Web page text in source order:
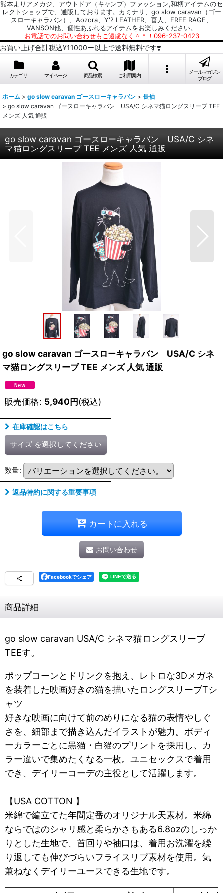
熊本よりアメカジ、アウトドア（キャンプ）ファッション,和柄アイテムのセ
レクトショップで、通販しております。カミナリ、go slow caravan（ゴー
スローキャラバン）、Aozora、Y'2 LEATHER、喜人、FREE RAGE、
VANSON他、個性あふれるアイテムをお楽しみください。
お電話でのお問い合わせもご遠慮なく＾＾！096-237-0423
お買い上げ合計税込¥11000ー以上で送料無料です❣️
カテゴリ マイページ 商品検索 ご利用案内
メールマガジン
ブログ
ホーム > go slow caravan ゴースローキャラバン > 長袖
> go slow caravan ゴースローキャラバン USA/C シネマ猫ロングスリーブ TEE
メンズ 人気 通販
go slow caravan ゴースローキャラバン USA/C シネ
マ猫ロングスリーブ TEE メンズ 人気 通販
go slow caravan ゴースローキャラバン USA/C シネ
マ猫ロングスリーブ TEE メンズ 人気 通販
販売価格: 5,940円(税込)
在庫確認はこちら
サイズ を選択してください
数量:
返品特約に関する重要事項
カートに入れる
お問い合わせ
Facebookでシェア
商品詳細
go slow caravan USA/C シネマ猫ロングスリーブ
TEEす。
ポップコーンとドリンクを抱え、レトロな3Dメガネ
を装着した映画好きの猫を描いたロングスリーブTシ
ャツ
好きな映画に向けて前のめりになる猫の表情やしぐ
さを、細部まで描き込んだイラストが魅力。ボディ
ーカラーごとに黒猫・白猫のプリントを採用し、カ
ラー違いで集めたくなる一枚。ユニセックスで着用
でき、デイリーコーデの主役として活躍します。
【USA COTTON 】
米綿で編立てた年間定番のオリジナル天素材。米綿
ならではのシャリ感と柔らかさもある6.8ozのしっか
りとした生地で、首回りや袖口は、着用お洗濯を繰
り返しても伸びづらいフライスリブ素材を使用。気
兼ねなくデイリーユースできる生地です。